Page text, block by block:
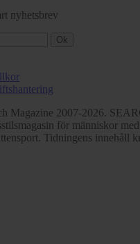
nyhetsbrev
Ok
Magazine 2007-2026.
för människor
Tidningens innehåll